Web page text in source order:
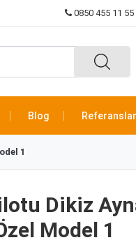
0850 455 11 55
Blog Referanslar
1
Dikiz
Model 1